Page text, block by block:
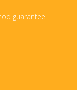
guarantee